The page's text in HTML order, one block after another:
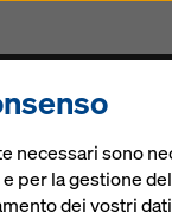
necessari sono
per la gestione
dei vostri